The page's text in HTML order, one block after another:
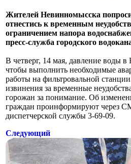
Жителей Невинномысска
отнестись к временным
ограничением напора
пресс-служба городского
В четверг, 14 мая, давление воды
чтобы выполнить необходимые
работы на фильтровальной
извинения за временные
горожан за понимание. Об
граждан проинформируют через
диспетчерской службы 3-69-09.
Следующий